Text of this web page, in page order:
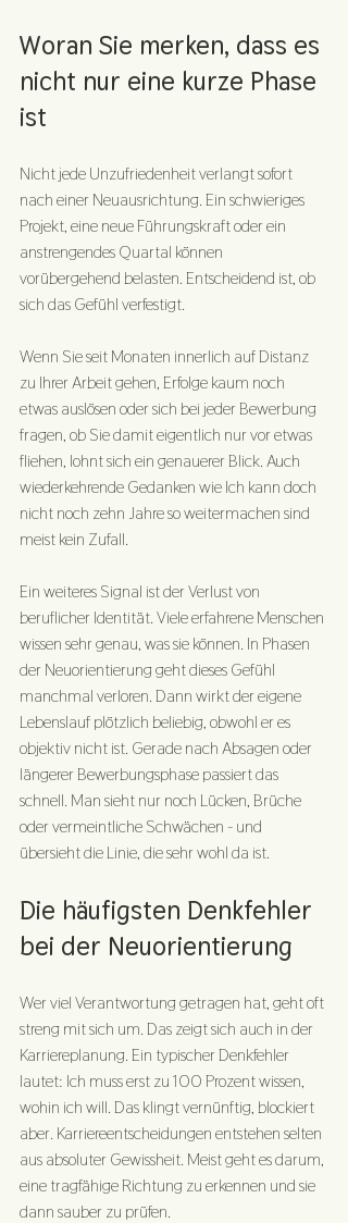
Woran Sie merken, dass es
nicht nur eine kurze Phase
ist
Nicht jede Unzufriedenheit verlangt sofort
nach einer Neuausrichtung. Ein schwieriges
Projekt, eine neue Führungskraft oder ein
anstrengendes Quartal können
vorübergehend belasten. Entscheidend ist, ob
sich das Gefühl verfestigt.
Wenn Sie seit Monaten innerlich auf Distanz
zu Ihrer Arbeit gehen, Erfolge kaum noch
etwas auslösen oder sich bei jeder Bewerbung
fragen, ob Sie damit eigentlich nur vor etwas
fliehen, lohnt sich ein genauerer Blick. Auch
wiederkehrende Gedanken wie Ich kann doch
nicht noch zehn Jahre so weitermachen sind
meist kein Zufall.
Ein weiteres Signal ist der Verlust von
beruflicher Identität. Viele erfahrene Menschen
wissen sehr genau, was sie können. In Phasen
der Neuorientierung geht dieses Gefühl
manchmal verloren. Dann wirkt der eigene
Lebenslauf plötzlich beliebig, obwohl er es
objektiv nicht ist. Gerade nach Absagen oder
längerer Bewerbungsphase passiert das
schnell. Man sieht nur noch Lücken, Brüche
oder vermeintliche Schwächen - und
übersieht die Linie, die sehr wohl da ist.
Die häufigsten Denkfehler
bei der Neuorientierung
Wer viel Verantwortung getragen hat, geht oft
streng mit sich um. Das zeigt sich auch in der
Karriereplanung. Ein typischer Denkfehler
lautet: Ich muss erst zu 100 Prozent wissen,
wohin ich will. Das klingt vernünftig, blockiert
aber. Karriereentscheidungen entstehen selten
aus absoluter Gewissheit. Meist geht es darum,
eine tragfähige Richtung zu erkennen und sie
dann sauber zu prüfen.